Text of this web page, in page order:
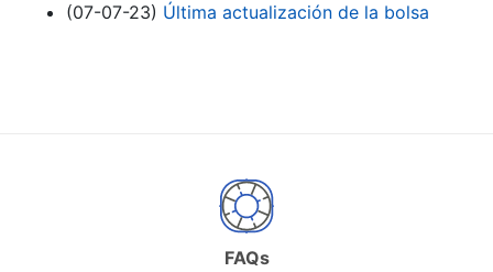
(07-07-23) Última actualización de la bolsa
FAQs